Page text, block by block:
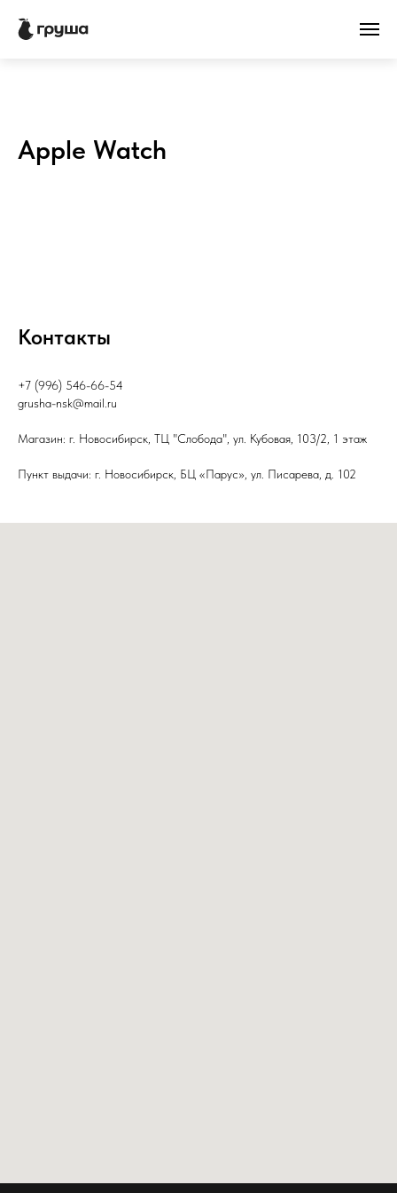
Apple Watch
Контакты
+7 (996) 546-66-54
grusha-nsk@mail.ru
Магазин: г. Новосибирск, ТЦ "Слобода", ул. Кубовая, 103/2, 1 этаж
Пункт выдачи: г. Новосибирск, БЦ «Парус», ул. Писарева, д. 102